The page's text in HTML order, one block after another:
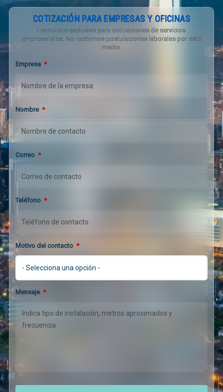
COTIZACIÓN PARA EMPRESAS Y OFICINAS
Formulario exclusivo para cotizaciones de servicios
empresariales. No recibimos postulaciones laborales por este
medio.
Empresa *
Nombre *
Correo *
Teléfono *
Motivo del contacto *
Mensaje *